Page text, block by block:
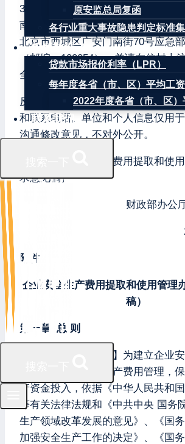
原安监总局复函
各行业重大事故隐患判定标准
权威数据
贷款市场报价利率（LPR）
每年度各省（市、区）平均工资
2022年度各省（市、区）
联系我们
3.通过信函方式将意见寄至：北京市
南三巷3号财政部资产管理司（邮编
北京市西城区广安门南街70号应急
（邮编：100054），并请在信封上
全生产费用管理办法意见”。
反馈意见时，请注明单位名称（个人
和联系电话。单位和个人信息仅用于
沟通修改意见，不对外公开。
附件：企业安全生产费用提取和使
求意见稿）
财政部办公
附件
企业安全生产费用提取和使用管理
稿）
第一章 总 则
【依据和目的】为建立企业
效机制，加强安全生产费用管理，
产资金投入，依据《中华人民共和国
等有关法律法规和《中共中央 国务
生产领域改革发展的意见》、《国
加强安全生产工作的决定》、《国